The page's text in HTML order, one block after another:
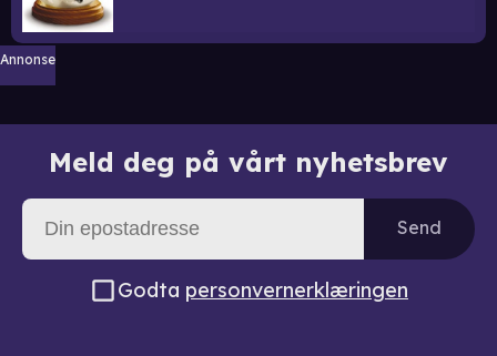
Annonse
Meld deg på vårt nyhetsbrev
Send
Godta personvernerklæringen